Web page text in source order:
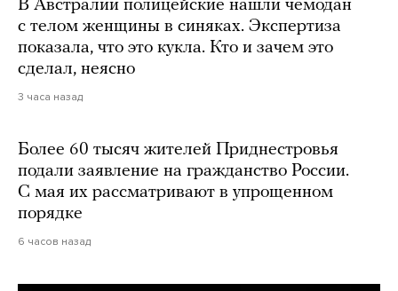
В Австралии полицейские нашли чемодан
с телом женщины в синяках. Экспертиза
показала, что это кукла. Кто и зачем это
сделал, неясно
3 часа назад
Более 60 тысяч жителей Приднестровья
подали заявление на гражданство России.
С мая их рассматривают в упрощенном
порядке
6 часов назад